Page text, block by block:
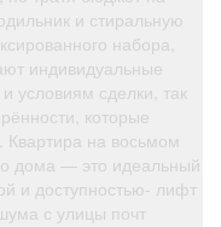
и стиральную
набора,
индивидуальные
условиям сделки, так
которые
Квартира на восьмом
дома — это идеальный
и доступностью- лифт
с улицы почт